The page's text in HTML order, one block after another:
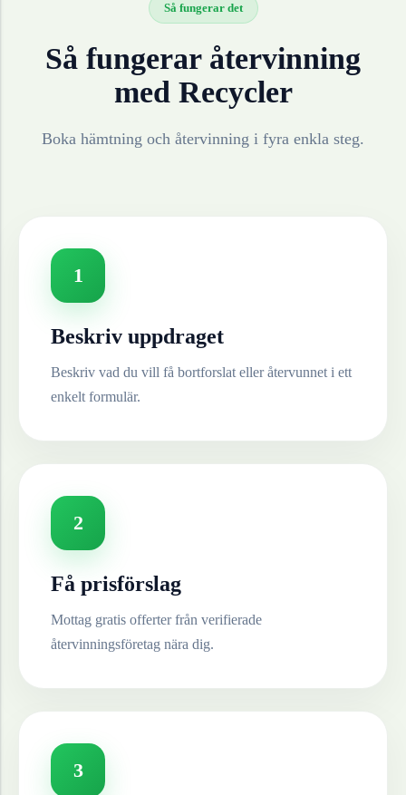
Så fungerar det
Så fungerar återvinning
med Recycler
Boka hämtning och återvinning i fyra enkla steg.
1
Beskriv uppdraget
Beskriv vad du vill få bortforslat eller återvunnet i ett
enkelt formulär.
2
Få prisförslag
Mottag gratis offerter från verifierade
återvinningsföretag nära dig.
3